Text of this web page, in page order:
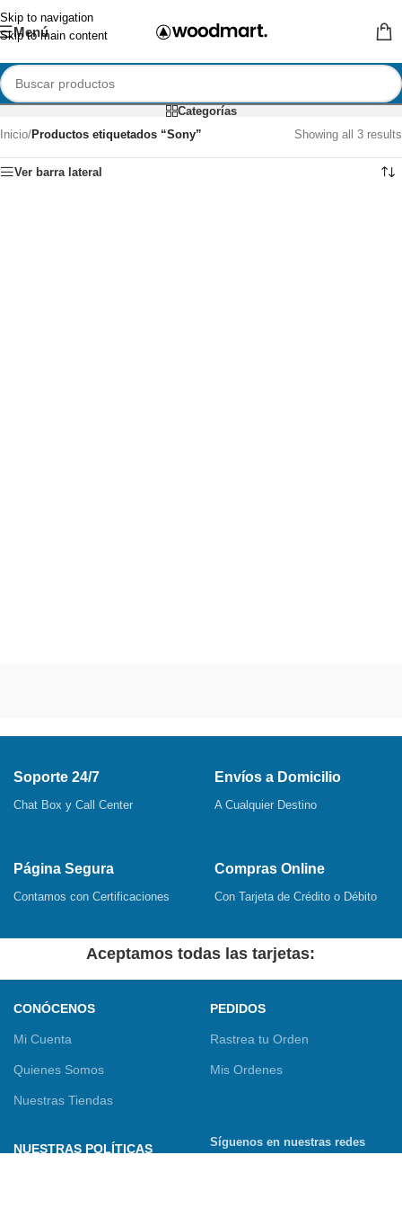
Skip to navigation
Skip to main content
Menú
Categorías
Inicio/Productos etiquetados “Sony” Showing all 3 results
Ver barra lateral
Soporte 24/7
Chat Box y Call Center
Envíos a Domicilio
A Cualquier Destino
Página Segura
Contamos con Certificaciones
Compras Online
Con Tarjeta de Crédito o Débito
Aceptamos todas las tarjetas:
CONÓCENOS
Mi Cuenta
Quienes Somos
Nuestras Tiendas
PEDIDOS
Rastrea tu Orden
Mis Ordenes
NUESTRAS POLÍTICAS
Síguenos en nuestras redes